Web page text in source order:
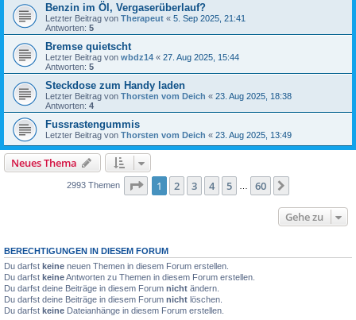
Benzin im Öl, Vergaserüberlauf?
Letzter Beitrag von Therapeut « 5. Sep 2025, 21:41
Antworten: 5
Bremse quietscht
Letzter Beitrag von wbdz14 « 27. Aug 2025, 15:44
Antworten: 5
Steckdose zum Handy laden
Letzter Beitrag von Thorsten vom Deich « 23. Aug 2025, 18:38
Antworten: 4
Fussrastengummis
Letzter Beitrag von Thorsten vom Deich « 23. Aug 2025, 13:49
Neues Thema
2993 Themen Seite 1von 60
1 2 3 4 5 60
Gehe zu
BERECHTIGUNGEN IN DIESEM FORUM
Du darfst keine neuen Themen in diesem Forum erstellen.
Du darfst keineAntworten zu Themen in diesem Forum erstellen.
Du darfst deine Beiträge in diesem Forum nicht ändern.
Du darfst deine Beiträge in diesem Forum nicht löschen.
Du darfst keine Dateianhänge in diesem Forum erstellen.